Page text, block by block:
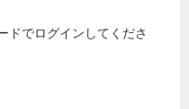
ドでログインしてくださ